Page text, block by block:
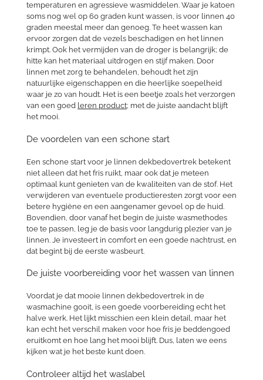
temperaturen en agressieve wasmiddelen. Waar je katoen
soms nog wel op 60 graden kunt wassen, is voor linnen 40
graden meestal meer dan genoeg. Te heet wassen kan
ervoor zorgen dat de vezels beschadigen en het linnen
krimpt. Ook het vermijden van de droger is belangrijk; de
hitte kan het materiaal uitdrogen en stijf maken. Door
linnen met zorg te behandelen, behoudt het zijn
natuurlijke eigenschappen en die heerlijke soepelheid
waar je zo van houdt. Het is een beetje zoals het verzorgen
van een goed leren product; met de juiste aandacht blijft
het mooi.
De voordelen van een schone start
Een schone start voor je linnen dekbedovertrek betekent
niet alleen dat het fris ruikt, maar ook dat je meteen
optimaal kunt genieten van de kwaliteiten van de stof. Het
verwijderen van eventuele productieresten zorgt voor een
betere hygiëne en een aangenamer gevoel op de huid.
Bovendien, door vanaf het begin de juiste wasmethodes
toe te passen, leg je de basis voor langdurig plezier van je
linnen. Je investeert in comfort en een goede nachtrust, en
dat begint bij de eerste wasbeurt.
De juiste voorbereiding voor het wassen van linnen
Voordat je dat mooie linnen dekbedovertrek in de
wasmachine gooit, is een goede voorbereiding echt het
halve werk. Het lijkt misschien een klein detail, maar het
kan echt het verschil maken voor hoe fris je beddengoed
eruitkomt en hoe lang het mooi blijft. Dus, laten we eens
kijken wat je het beste kunt doen.
Controleer altijd het waslabel